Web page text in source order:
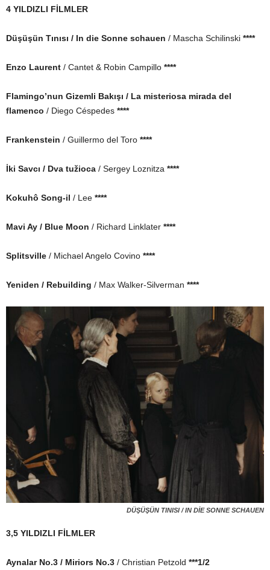
4 YILDIZLI FİLMLER
Düşüşün Tınısı / In die Sonne schauen / Mascha Schilinski ****
Enzo Laurent / Cantet & Robin Campillo ****
Flamingo’nun Gizemli Bakışı / La misteriosa mirada del
flamenco / Diego Céspedes ****
Frankenstein / Guillermo del Toro ****
İki Savcı / Dva tužioca / Sergey Loznitza ****
Kokuhô Song-il / Lee ****
Mavi Ay / Blue Moon / Richard Linklater ****
Splitsville / Michael Angelo Covino ****
Yeniden / Rebuilding / Max Walker-Silverman ****
DÜŞÜŞÜN TINISI / IN DİE SONNE SCHAUEN
3,5 YILDIZLI FİLMLER
Aynalar No.3 / Miriors No.3 / Christian Petzold ***1/2